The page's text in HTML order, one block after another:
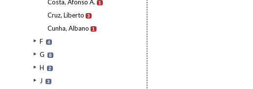
Costa, Afonso A. 1
Cruz, Liberto 3
Cunha, Albano 1
F 4
G 8
H 2
J 3